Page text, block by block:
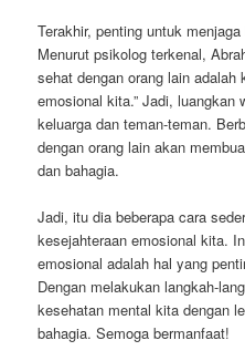
Terakhir, penting untuk
Menurut psikolog terkenal,
sehat dengan orang lain
emosional kita.” Jadi, luangkan
keluarga dan teman-teman.
dengan orang lain akan
dan bahagia.
Jadi, itu dia beberapa cara
kesejahteraan emosional kita.
emosional adalah hal yang
Dengan melakukan langkah-
kesehatan mental kita dengan
bahagia. Semoga bermanfaat!